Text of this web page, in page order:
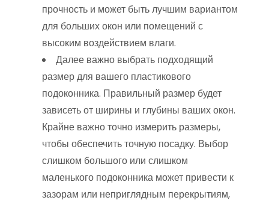
прочность и может быть лучшим вариантом
для больших окон или помещений с
высоким воздействием влаги.
Далее важно выбрать подходящий
размер для вашего пластикового
подоконника. Правильный размер будет
зависеть от ширины и глубины ваших окон.
Крайне важно точно измерить размеры,
чтобы обеспечить точную посадку. Выбор
слишком большого или слишком
маленького подоконника может привести к
зазорам или неприглядным перекрытиям,